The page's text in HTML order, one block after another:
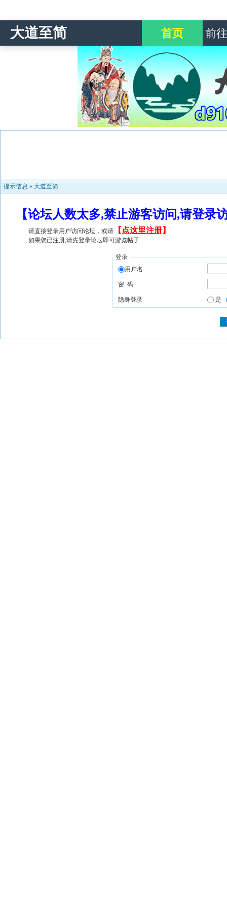
大道至简 首页 前
提示信息 » 大道至简
【论坛人数太多,禁止游客访问,请登
请直接登录用户访问论坛，或请 【 点这里注册】
如果您已注册,请先登录论坛即可游览帖子
登录
用户名
密 码
隐身登录 是